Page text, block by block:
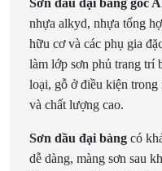
Sơn dầu đại bàng gốc
nhựa alkyd, nhựa tổng
hữu cơ và các phụ gia
làm lớp sơn phủ trang trí
loại, gỗ ở điều kiện
và chất lượng cao.
Sơn dầu đại bàng có
dễ dàng, màng sơn sau